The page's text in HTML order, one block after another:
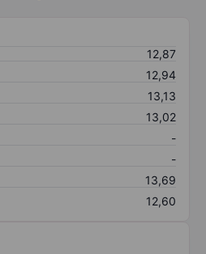
12,87
12,94
13,13
13,02
-
-
13,69
12,60